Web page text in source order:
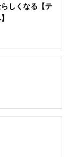
しくなる【テ